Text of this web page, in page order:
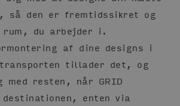
så den er fremtidssikret og
du arbejder i.
af dine designs i
tillader det, og
resten, når GRID
enten via